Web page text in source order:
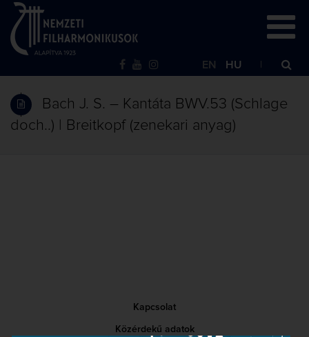
EN HU
Bach J. S. – Kantáta BWV.53 (Schlage
doch..) | Breitkopf (zenekari anyag)
Kapcsolat
Közérdekű adatok